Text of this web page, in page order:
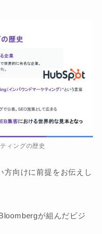
ィングの歴史
方向けに前提をお伝えし
が組んだビジ